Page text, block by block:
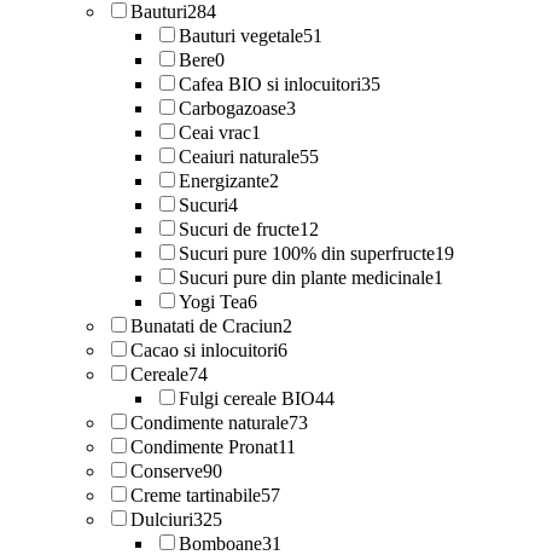
Bauturi284
Bauturi vegetale51
Bere0
Cafea BIO si inlocuitori35
Carbogazoase3
Ceai vrac1
Ceaiuri naturale55
Energizante2
Sucuri4
Sucuri de fructe12
Sucuri pure 100% din superfructe19
Sucuri pure din plante medicinale1
Yogi Tea6
Bunatati de Craciun2
Cacao si inlocuitori6
Cereale74
Fulgi cereale BIO44
Condimente naturale73
Condimente Pronat11
Conserve90
Creme tartinabile57
Dulciuri325
Bomboane31